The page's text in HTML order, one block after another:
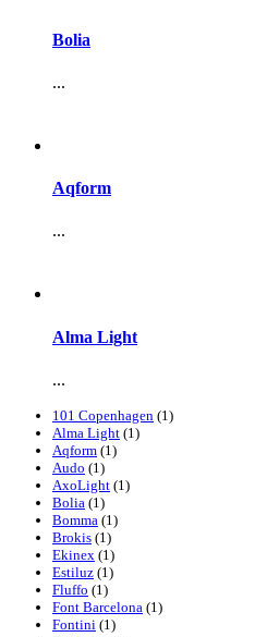
Bolia
...
Aqform
...
Alma Light
...
101 Copenhagen (1)
Alma Light (1)
Aqform (1)
Audo (1)
AxoLight (1)
Bolia (1)
Bomma (1)
Brokis (1)
Ekinex (1)
Estiluz (1)
Fluffo (1)
Font Barcelona (1)
Fontini (1)